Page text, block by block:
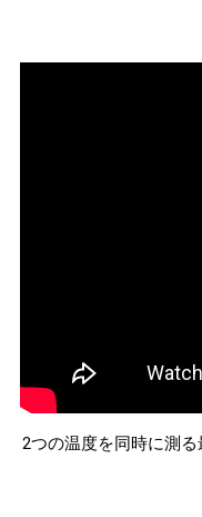
2つの温度を同時に測る